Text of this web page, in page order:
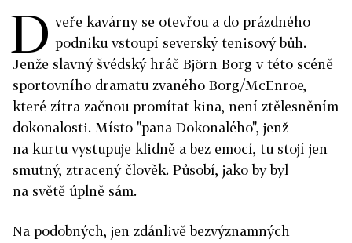
D veře kavárny se otevřou a do prázdného
podniku vstoupí severský tenisový bůh.
Jenže slavný švédský hráč Björn Borg v této scéně
sportovního dramatu zvaného Borg/McEnroe,
které zítra začnou promítat kina, není ztělesněním
dokonalosti. Místo "pana Dokonalého", jenž
na kurtu vystupuje klidně a bez emocí, tu stojí jen
smutný, ztracený člověk. Působí, jako by byl
na světě úplně sám.
Na podobných, jen zdánlivě bezvýznamných